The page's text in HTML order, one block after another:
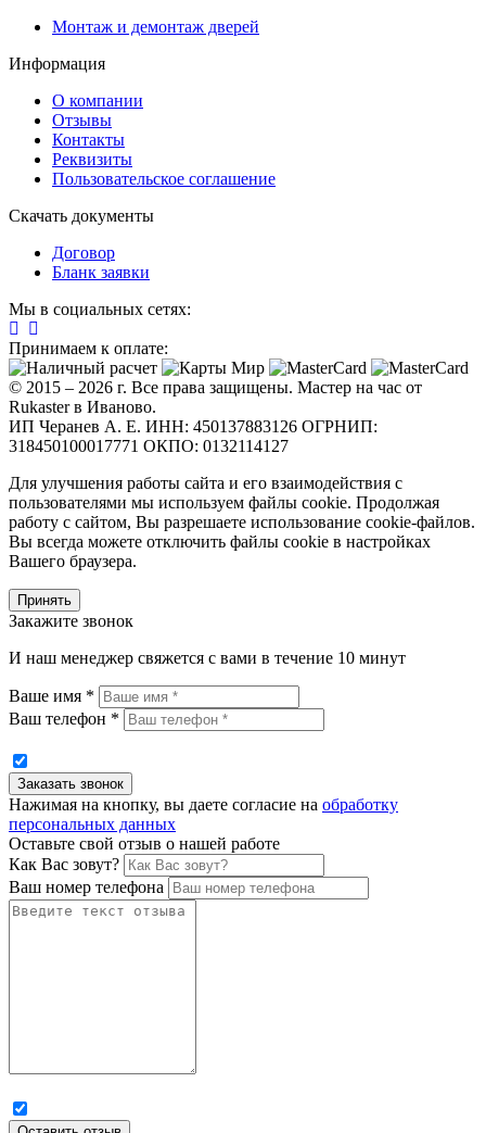
Монтаж и демонтаж дверей
Информация
О компании
Отзывы
Контакты
Реквизиты
Пользовательское соглашение
Скачать документы
Договор
Бланк заявки
Мы в социальных сетях:
Принимаем к оплате:
© 2015 – 2026 г. Все права защищены. Мастер на час от
Rukaster в Иваново.
ИП Черанев А. Е. ИНН: 450137883126 ОГРНИП:
318450100017771 ОКПО: 0132114127
Для улучшения работы сайта и его взаимодействия с
пользователями мы используем файлы cookie. Продолжая
работу с сайтом, Вы разрешаете использование cookie-файлов.
Вы всегда можете отключить файлы cookie в настройках
Вашего браузера.
Принять
Закажите звонок
И наш менеджер свяжется с вами в течение 10 минут
Ваше имя *
Ваш телефон *
Нажимая на кнопку, вы даете согласие на обработку
персональных данных
Оставьте свой отзыв о нашей работе
Как Вас зовут?
Ваш номер телефона